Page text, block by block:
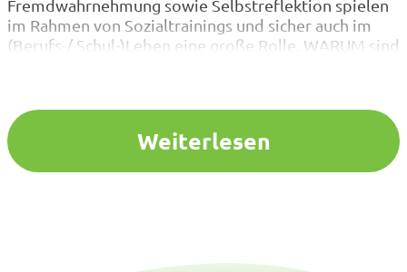
Fremdwahrnehmung sowie Selbstreflektion spielen
im Rahmen von Sozialtrainings und sicher auch im
(Berufs-/ Schul-)Leben eine große Rolle. WARUM sind
Aufmerksamkeit in der aktuellen Zeit, denn sie sind
einfach toll! Sie… Weiterlesen